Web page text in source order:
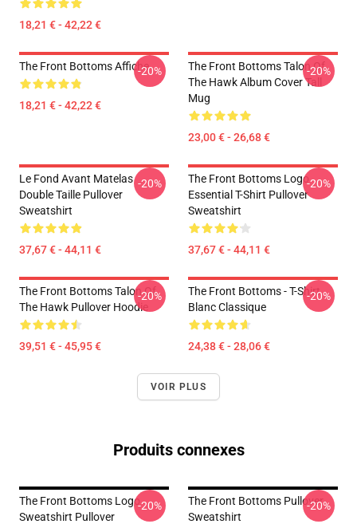
18,21 € - 42,22 €
The Front Bottoms Affiche
18,21 € - 42,22 €
-20%
The Front Bottoms Talon Of
The Hawk Album Cover Tall
Mug
23,00 € - 26,68 €
-20%
Le Fond Avant Matelas
Double Taille Pullover
Sweatshirt
37,67 € - 44,11 €
-20%
The Front Bottoms Logo
Essential T-Shirt Pullover
Sweatshirt
37,67 € - 44,11 €
-20%
The Front Bottoms Talon Of
The Hawk Pullover Hoodie
39,51 € - 45,95 €
-20%
The Front Bottoms - T-Shirt
Blanc Classique
24,38 € - 28,06 €
-20%
VOIR PLUS
Produits connexes
The Front Bottoms Logo
Sweatshirt Pullover
-20%
The Front Bottoms Pullover
Sweatshirt
-20%